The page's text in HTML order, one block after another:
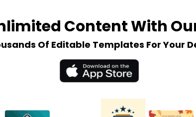
Content With
Of Editable Templates For Your